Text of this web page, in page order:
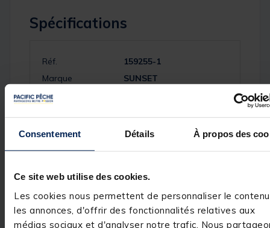
Consentement Détails À propos des
Ce site web utilise des cookies.
Les cookies nous permettent de personnaliser le
les annonces, d'offrir des fonctionnalités relatives aux
médias sociaux et d'analyser notre trafic. Nous
Spécifications
Réf.
159255-1
Marque
SUNSET
Avis des pêcheurs
5
/5
Correspond à ma
Avis du21/05/2024 , suite